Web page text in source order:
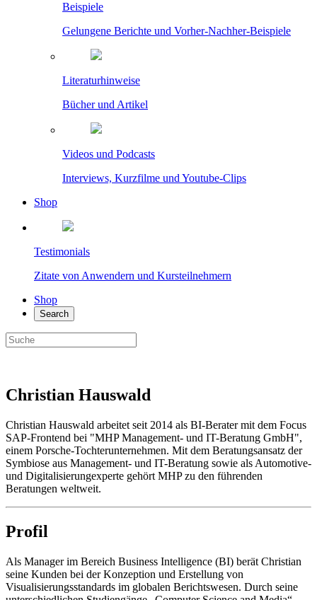
Beispiele
Gelungene Berichte und Vorher-Nachher-Beispiele
Literaturhinweise
Bücher und Artikel
Videos und Podcasts
Interviews, Kurzfilme und Youtube-Clips
Shop
Testimonials
Zitate von Anwendern und Kursteilnehmern
Shop
Search
Christian Hauswald
Christian Hauswald arbeitet seit 2014 als BI-Berater mit dem Focus
SAP-Frontend bei "MHP Management- und IT-Beratung GmbH",
einem Porsche-Tochterunternehmen. Mit dem Beratungsansatz der
Symbiose aus Management- und IT-Beratung sowie als Automotive-
und Digitalisierungexperte gehört MHP zu den führenden
Beratungen weltweit.
Profil
Als Manager im Bereich Business Intelligence (BI) berät Christian
seine Kunden bei der Konzeption und Erstellung von
Visualisierungsstandards im globalen Berichtswesen. Durch seine